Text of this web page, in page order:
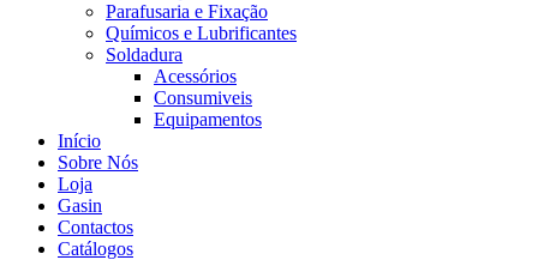
Parafusaria e Fixação
Químicos e Lubrificantes
Soldadura
Acessórios
Consumiveis
Equipamentos
Início
Sobre Nós
Loja
Gasin
Contactos
Catálogos